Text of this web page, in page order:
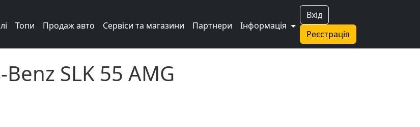
Вхід
Реєстрація
Топи Продаж авто Сервіси та магазини Партнери Інформація
SLK 55 AMG